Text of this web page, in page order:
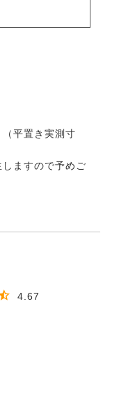
平置き実測寸
ますので予めご
4.67